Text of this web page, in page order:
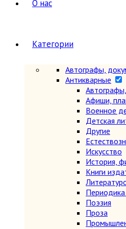
О нас
Категории
Автографы,
Антикварные
Афиши,
Военное
Детская
Другие
Искусство
История,
Книги
Периодика
Поэзия
Проза